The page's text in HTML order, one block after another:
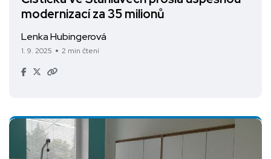
modernizací za 35 milionů
Lenka Hubingerová
1. 9. 2025 2 min čtení